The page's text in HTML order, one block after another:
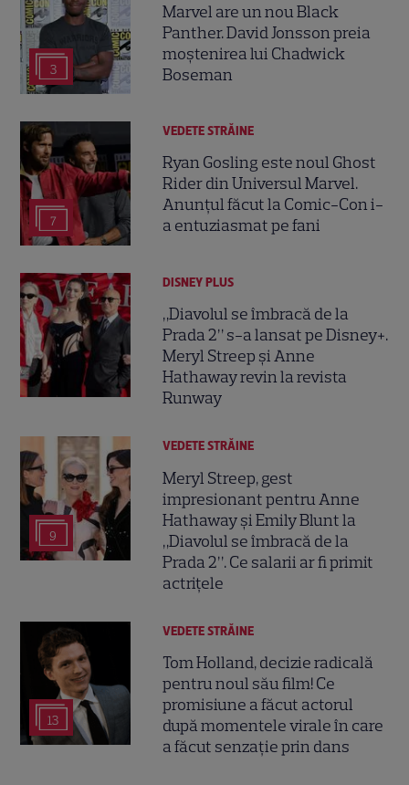
3
Marvel are un nou Black
Panther. David Jonsson preia
moștenirea lui Chadwick
Boseman
7
VEDETE STRĂINE
Ryan Gosling este noul Ghost
Rider din Universul Marvel.
Anunțul făcut la Comic-Con i-
a entuziasmat pe fani
DISNEY PLUS
„Diavolul se îmbracă de la
Prada 2” s-a lansat pe Disney+.
Meryl Streep și Anne
Hathaway revin la revista
Runway
9
VEDETE STRĂINE
Meryl Streep, gest
impresionant pentru Anne
Hathaway și Emily Blunt la
„Diavolul se îmbracă de la
Prada 2”. Ce salarii ar fi primit
actrițele
13
VEDETE STRĂINE
Tom Holland, decizie radicală
pentru noul său film! Ce
promisiune a făcut actorul
după momentele virale în care
a făcut senzație prin dans